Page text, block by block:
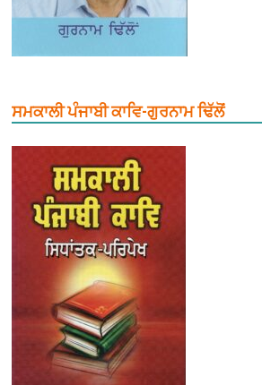
ਸਮਕਾਲੀ ਪੰਜਾਬੀ ਕਾਵਿ-ਗੁਰਨਾਮ ਢਿੱਲੋਂ